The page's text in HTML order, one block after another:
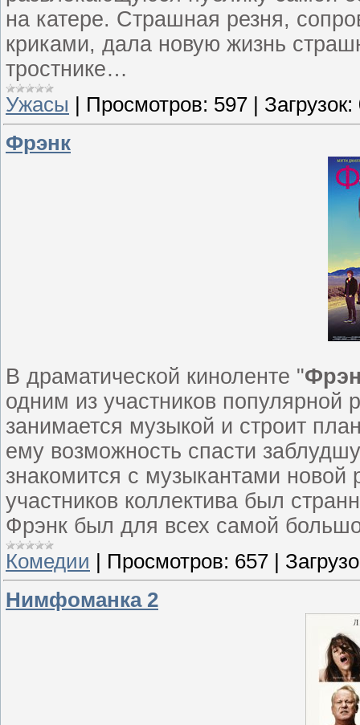
на катере. Страшная резня,
криками, дала новую жизнь
тростнике…
Ужасы Просмотров: 597 Загрузок:
Фрэнк
В драматической киноленте "
одним из участников популярной
занимается музыкой и строит
ему возможность спасти
знакомится с музыкантами новой
участников коллектива был
Фрэнк был для всех самой
Комедии Просмотров: 657
Нимфоманка 2